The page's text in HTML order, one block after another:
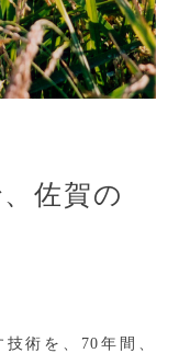
佐賀の
術を、70年間、